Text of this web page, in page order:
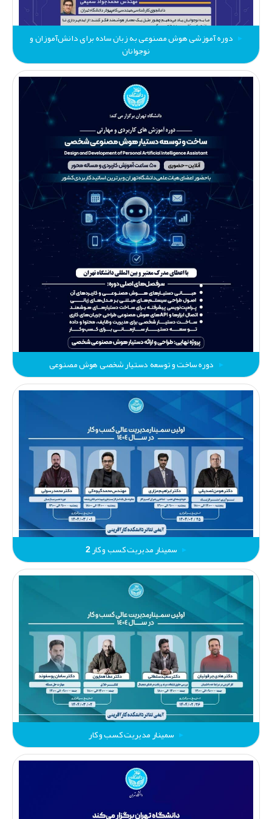
دوره آموزشی هوش مصنوعی به زبان ساده برای دانش‌آموزان و
نوجوانان
دوره ساخت و توسعه دستیار شخصی هوش مصنوعی
سمینار مدیریت کسب و کار 2
سمینار مدیریت کسب و کار